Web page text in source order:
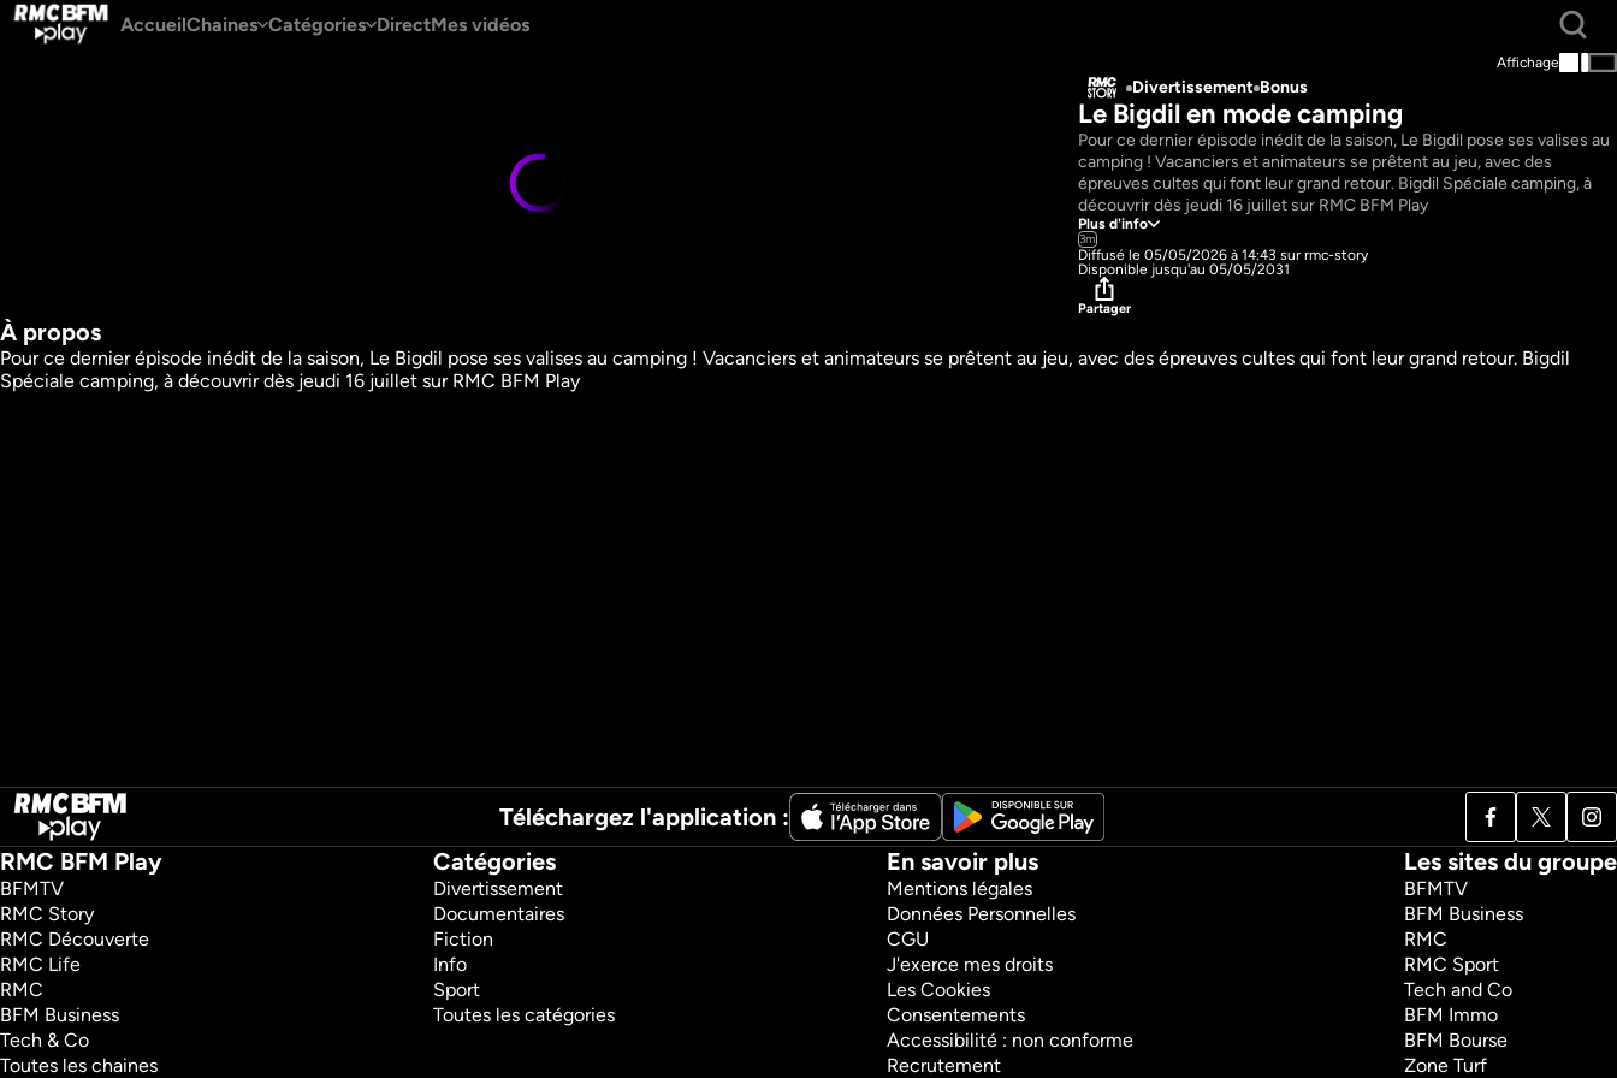
AccueilChaines Catégories DirectMes vidéos
Affichage
Divertissement Bonus
Le Bigdil en mode camping
Pour ce dernier épisode inédit de la saison, Le Bigdil pose ses valises au
camping ! Vacanciers et animateurs se prêtent au jeu, avec des
épreuves cultes qui font leur grand retour. Bigdil Spéciale camping, à
découvrir dès jeudi 16 juillet sur RMC BFM Play
Plus d'info
3m
Diffusé le 05/05/2026 à 14:43 sur rmc-story
Disponible jusqu'au 05/05/2031
Partager
À propos
Pour ce dernier épisode inédit de la saison, Le Bigdil pose ses valises au camping ! Vacanciers et animateurs se prêtent au jeu, avec des épreuves cultes qui font leur grand retour. Bigdil
Spéciale camping, à découvrir dès jeudi 16 juillet sur RMC BFM Play
Téléchargez l'application :
RMC BFM Play
BFMTV
RMC Story
RMC Découverte
RMC Life
RMC
BFM Business
Tech & Co
Toutes les chaines
Catégories
Divertissement
Documentaires
Fiction
Info
Sport
Toutes les catégories
En savoir plus
Mentions légales
Données Personnelles
CGU
J'exerce mes droits
Les Cookies
Consentements
Accessibilité : non conforme
Recrutement
Les sites du groupe
BFMTV
BFM Business
RMC
RMC Sport
Tech and Co
BFM Immo
BFM Bourse
Zone Turf